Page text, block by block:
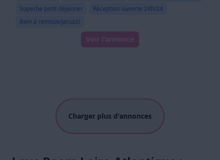
Superbe petit-déjeuner
Réception ouverte 24h/24
Bain à remous/jacuzzi
Voir l'annonce
Charger plus d'annonces